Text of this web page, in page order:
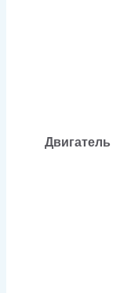
Двигатель